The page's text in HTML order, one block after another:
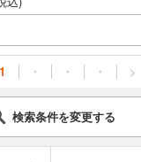
1 ・ ・ ・ >
検索条件を変更する